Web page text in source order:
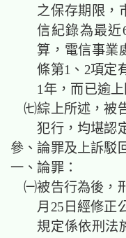
之保存期限，
信紀錄為最
算，電信事業
條第1、2項定
1年，而已逾
㈦綜上所述，被
犯行，均堪認
參、論罪及上訴駁
一、論罪：
㈠被告行為後，
月25日經修正
規定係依刑法